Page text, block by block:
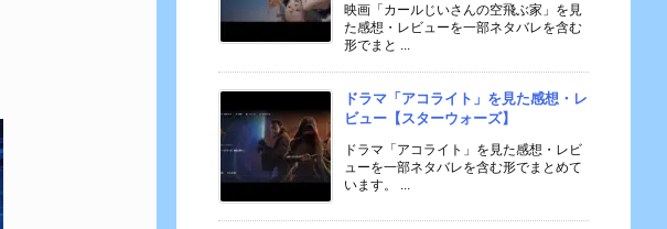
映画「カールじいさんの空飛ぶ家」を見
た感想・レビューを一部ネタバレを含む
形でまと ...
ドラマ「アコライト」を見た感想・レ
ビュー【スターウォーズ】
ドラマ「アコライト」を見た感想・レビ
ューを一部ネタバレを含む形でまとめて
います。 ...